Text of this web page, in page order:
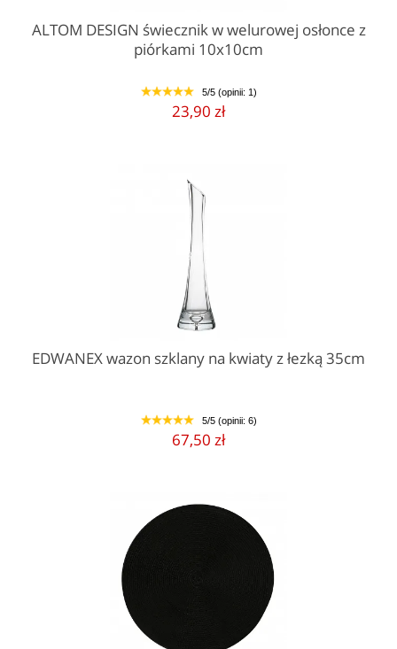
ALTOM DESIGN świecznik w welurowej osłonce z
piórkami 10x10cm
1 2 3 4 5 5/5 (opinii: 1)
23,90 zł
EDWANEX wazon szklany na kwiaty z łezką 35cm
1 2 3 4 5 5/5 (opinii: 6)
67,50 zł